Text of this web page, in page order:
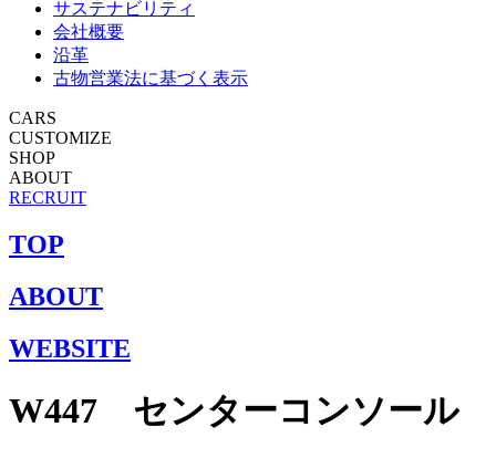
サステナビリティ
会社概要
沿革
古物営業法に基づく表示
CARS
CUSTOMIZE
SHOP
ABOUT
RECRUIT
TOP
ABOUT
WEBSITE
W447 センターコンソール